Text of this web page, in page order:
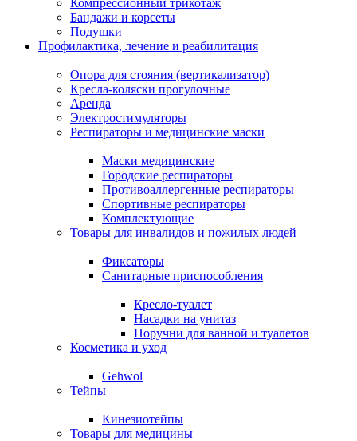
Компрессионный трикотаж
Бандажи и корсеты
Подушки
Профилактика, лечение и реабилитация
Опора для стояния (вертикализатор)
Кресла-коляски прогулочные
Аренда
Электростимуляторы
Респираторы и медицинские маски
Маски медицинские
Городские респираторы
Противоаллергенные респираторы
Спортивные респираторы
Комплектующие
Товары для инвалидов и пожилых людей
Фиксаторы
Санитарные приспособления
Кресло-туалет
Насадки на унитаз
Поручни для ванной и туалетов
Косметика и уход
Gehwol
Тейпы
Кинезиотейпы
Товары для медицины